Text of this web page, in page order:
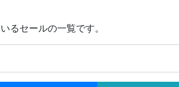
るセールの一覧です。